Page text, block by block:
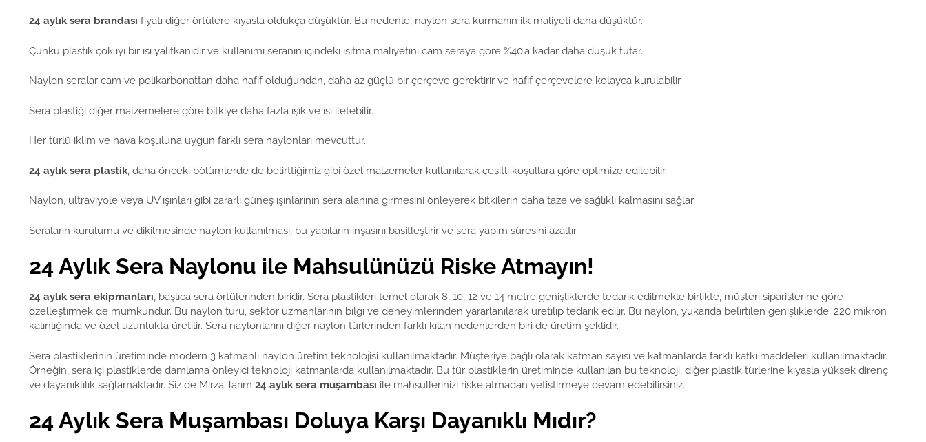
24 aylık sera brandası fiyatı diğer örtülere kıyasla oldukça düşüktür. Bu nedenle, naylon sera kurmanın ilk maliyeti daha düşüktür.
Çünkü plastik çok iyi bir ısı yalıtkanıdır ve kullanımı seranın içindeki ısıtma maliyetini cam seraya göre %40’a kadar daha düşük tutar.
Naylon seralar cam ve polikarbonattan daha hafif olduğundan, daha az güçlü bir çerçeve gerektirir ve hafif çerçevelere kolayca kurulabilir.
Sera plastiği diğer malzemelere göre bitkiye daha fazla ışık ve ısı iletebilir.
Her türlü iklim ve hava koşuluna uygun farklı sera naylonları mevcuttur.
24 aylık sera plastik, daha önceki bölümlerde de belirttiğimiz gibi özel malzemeler kullanılarak çeşitli koşullara göre optimize edilebilir.
Naylon, ultraviyole veya UV ışınları gibi zararlı güneş ışınlarının sera alanına girmesini önleyerek bitkilerin daha taze ve sağlıklı kalmasını sağlar.
Seraların kurulumu ve dikilmesinde naylon kullanılması, bu yapıların inşasını basitleştirir ve sera yapım süresini azaltır.
24 Aylık Sera Naylonu ile Mahsulünüzü Riske Atmayın!
24 aylık sera ekipmanları, başlıca sera örtülerinden biridir. Sera plastikleri temel olarak 8, 10, 12 ve 14 metre genişliklerde tedarik edilmekle birlikte, müşteri siparişlerine göre
özelleştirmek de mümkündür. Bu naylon türü, sektör uzmanlarının bilgi ve deneyimlerinden yararlanılarak üretilip tedarik edilir. Bu naylon, yukarıda belirtilen genişliklerde, 220 mikron
kalınlığında ve özel uzunlukta üretilir. Sera naylonlarını diğer naylon türlerinden farklı kılan nedenlerden biri de üretim şeklidir.
Sera plastiklerinin üretiminde modern 3 katmanlı naylon üretim teknolojisi kullanılmaktadır. Müşteriye bağlı olarak katman sayısı ve katmanlarda farklı katkı maddeleri kullanılmaktadır.
Örneğin, sera içi plastiklerde damlama önleyici teknoloji katmanlarda kullanılmaktadır. Bu tür plastiklerin üretiminde kullanılan bu teknoloji, diğer plastik türlerine kıyasla yüksek direnç
ve dayanıklılık sağlamaktadır. Siz de Mirza Tarım 24 aylık sera muşambası ile mahsullerinizi riske atmadan yetiştirmeye devam edebilirsiniz.
24 Aylık Sera Muşambası Doluya Karşı Dayanıklı Mıdır?